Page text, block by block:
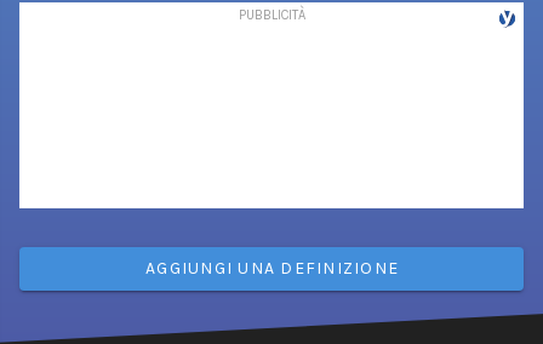
AGGIUNGI UNA DEFINIZIONE